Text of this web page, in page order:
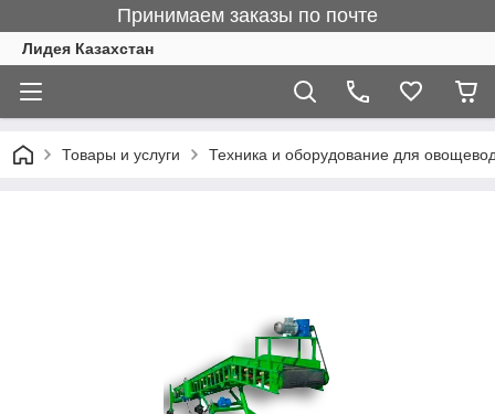
Принимаем заказы по почте
Лидея Казахстан
Товары и услуги Техника и оборудование для